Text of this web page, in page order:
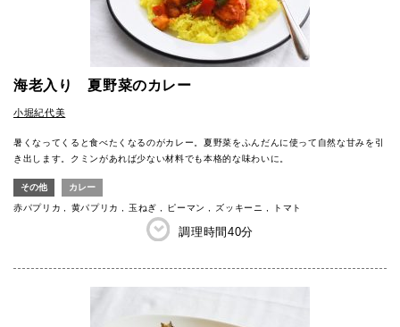
海老入り 夏野菜のカレー
小堀紀代美
暑くなってくると食べたくなるのがカレー。夏野菜をふんだんに使って自然な甘みを引
き出します。クミンがあれば少ない材料でも本格的な味わいに。
その他 カレー
赤パプリカ 黄パプリカ 玉ねぎ ピーマン ズッキーニ トマト
調理時間40分